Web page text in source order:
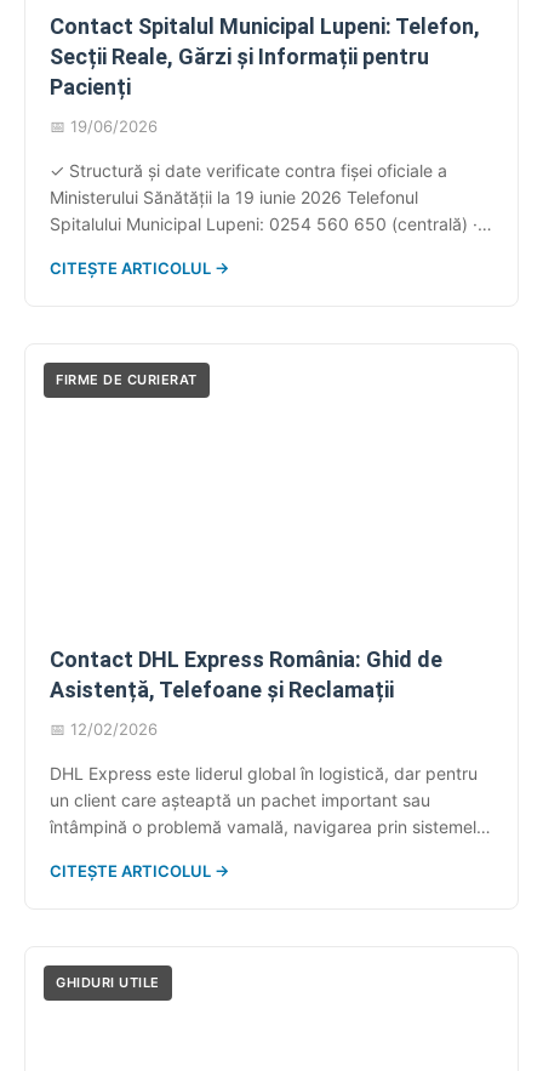
Contact Spitalul Municipal Lupeni: Telefon,
Secții Reale, Gărzi și Informații pentru
Pacienți
📅 19/06/2026
✓ Structură și date verificate contra fișei oficiale a
Ministerului Sănătății la 19 iunie 2026 Telefonul
Spitalului Municipal Lupeni: 0254 560 650 (centrală) ·
jud. Hunedoara · e-mail: secretariat@spital-lupeni.ro.
CITEȘTE ARTICOLUL →
FIRME DE CURIERAT
Contact DHL Express România: Ghid de
Asistență, Telefoane și Reclamații
📅 12/02/2026
DHL Express este liderul global în logistică, dar pentru
un client care așteaptă un pachet important sau
întâmpină o problemă vamală, navigarea prin sistemele
este vastă, acoperind livrări directe (flota galbenă) și
CITEȘTE ARTICOLUL →
GHIDURI UTILE